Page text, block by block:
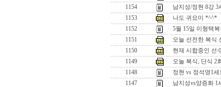
1154
남지성/정현 8강 3
1153
나도 귀요미 *^^*
1152
5월 15일 이형택
1151
오늘 선전한 복식
1150
현재 시합중인 선
1149
오늘 복식, 단식 2
1148
정현 vs 정석영1
1147
남지성vs양증화 1